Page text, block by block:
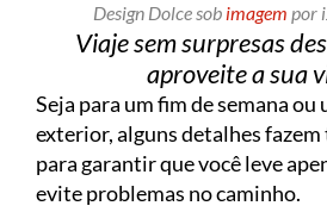
Design Dolce sob imagem por
Viaje sem surpresas
aproveite a sua
Seja para um fim de semana
exterior, alguns detalhes
para garantir que você leve
evite problemas no caminho.